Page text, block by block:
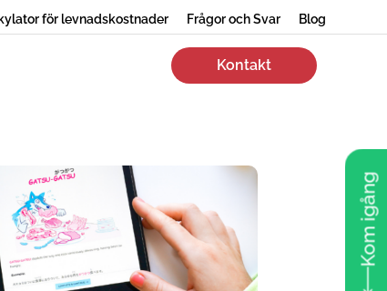
för levnadskostnader Frågor och Svar Blog
Kontakt
Kom igång